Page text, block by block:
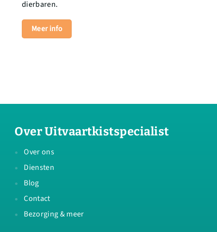
dierbaren.
Meer info
Over Uitvaartkistspecialist
Over ons
Diensten
Blog
Contact
Bezorging & meer